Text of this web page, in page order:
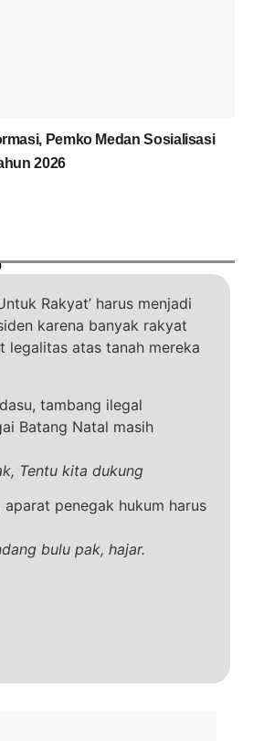
Pemko Medan Sosialisasi
2026
Rakyat’ harus menjadi
karena banyak rakyat
legalitas atas tanah mereka
tambang ilegal
Batang Natal masih
Tentu kita dukung
aparat penegak hukum harus
bulu pak, hajar.